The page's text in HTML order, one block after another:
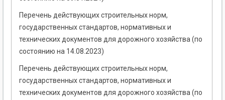
Перечень действующих строительных норм,
государственных стандартов, нормативных и
технических документов для дорожного хозяйства (по
состоянию на 14.08.2023)
Перечень действующих строительных норм,
государственных стандартов, нормативных и
технических документов для дорожного хозяйства (по